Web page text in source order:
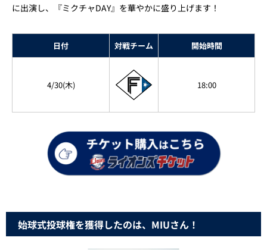
に出演し、『ミクチャDAY』を華やかに盛り上げます！
日付 対戦チーム 開始時間
4/30(木) 18:00
始球式投球権を獲得したのは、MIUさん！